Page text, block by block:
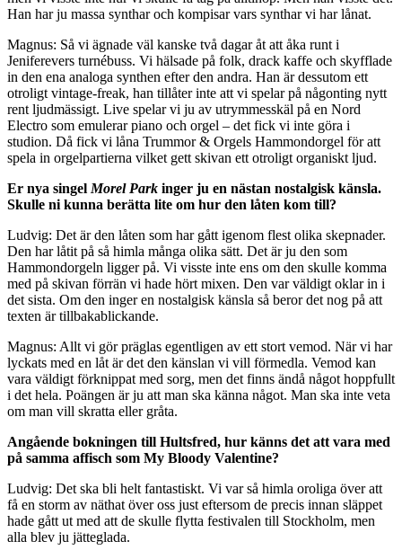
Han har ju massa synthar och kompisar vars synthar vi har lånat.
Magnus: Så vi ägnade väl kanske två dagar åt att åka runt i
Jeniferevers turnébuss. Vi hälsade på folk, drack kaffe och skyfflade
in den ena analoga synthen efter den andra. Han är dessutom ett
otroligt vintage-freak, han tillåter inte att vi spelar på någonting nytt
rent ljudmässigt. Live spelar vi ju av utrymmesskäl på en Nord
Electro som emulerar piano och orgel – det fick vi inte göra i
studion. Då fick vi låna Trummor & Orgels Hammondorgel för att
spela in orgelpartierna vilket gett skivan ett otroligt organiskt ljud.
Er nya singel Morel Park inger ju en nästan nostalgisk känsla.
Skulle ni kunna berätta lite om hur den låten kom till?
Ludvig: Det är den låten som har gått igenom flest olika skepnader.
Den har låtit på så himla många olika sätt. Det är ju den som
Hammondorgeln ligger på. Vi visste inte ens om den skulle komma
med på skivan förrän vi hade hört mixen. Den var väldigt oklar in i
det sista. Om den inger en nostalgisk känsla så beror det nog på att
texten är tillbakablickande.
Magnus: Allt vi gör präglas egentligen av ett stort vemod. När vi har
lyckats med en låt är det den känslan vi vill förmedla. Vemod kan
vara väldigt förknippat med sorg, men det finns ändå något hoppfullt
i det hela. Poängen är ju att man ska känna något. Man ska inte veta
om man vill skratta eller gråta.
Angående bokningen till Hultsfred, hur känns det att vara med
på samma affisch som My Bloody Valentine?
Ludvig: Det ska bli helt fantastiskt. Vi var så himla oroliga över att
få en storm av näthat över oss just eftersom de precis innan släppet
hade gått ut med att de skulle flytta festivalen till Stockholm, men
alla blev ju jätteglada.